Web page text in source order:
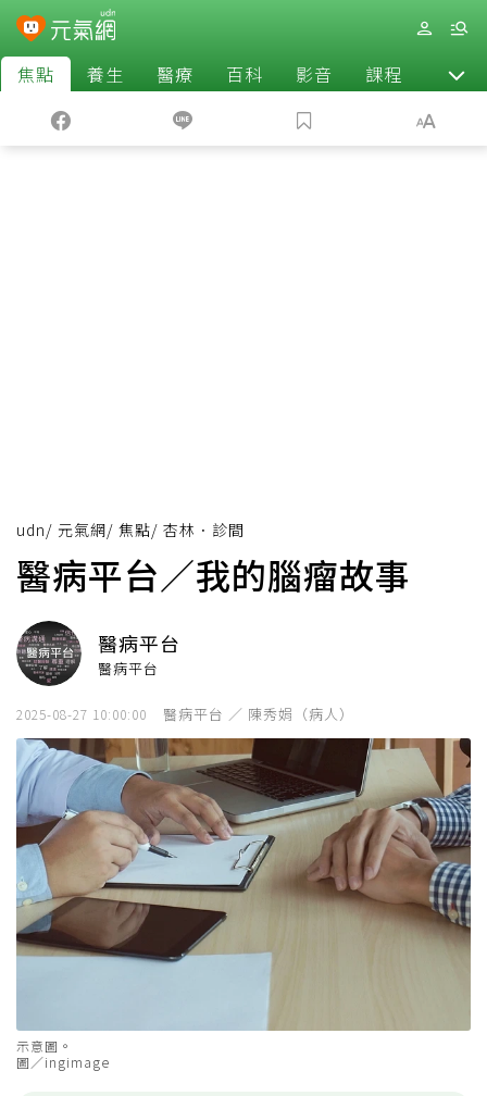
焦點 養生 醫療 百科 影音 課程 退休
udn/ 元氣網/ 焦點/ 杏林．診間
醫病平台／我的腦瘤故事
醫病平台
醫病平台
2025-08-27 10:00:00 醫病平台 ／ 陳秀娟（病人）
示意圖。
圖／ingimage